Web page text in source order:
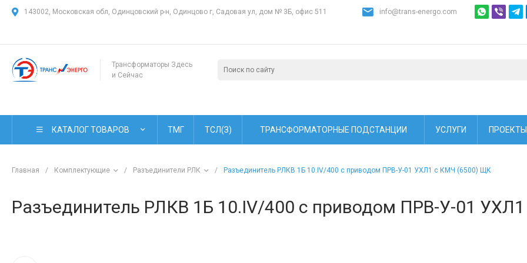
143002, Московская обл, Одинцовский р-н, Одинцово г, Садовая ул, дом № 3Б, офис 511 info@trans-energo.com
Трансформаторы Здесь
и Сейчас
КАТАЛОГ ТОВАРОВ ТМГ ТСЛ(З) ТРАНСФОРМАТОРНЫЕ ПОДСТАНЦИИ УСЛУГИ ПРОЕКТЫ
Главная / Комплектующие / Разъединители РЛК / Разъединитель РЛКВ 1Б 10.IV/400 с приводом ПРВ-У-01 УХЛ1 с КМЧ (6500) ЩК
Разъединитель РЛКВ 1Б 10.IV/400 с приводом ПРВ-У-01